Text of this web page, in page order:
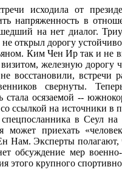
исходила от
напряженность в
на нет диалог.
не открыл дорогу
Ким Чен Ир так и не
железную дорогу
восстановили, встречи
свернуты.
стала осязаемой --
ссылкой на источники в
в Сеул
может приехать
Нам. Эксперты полагают,
обсуждение мер военно-
этого крупного